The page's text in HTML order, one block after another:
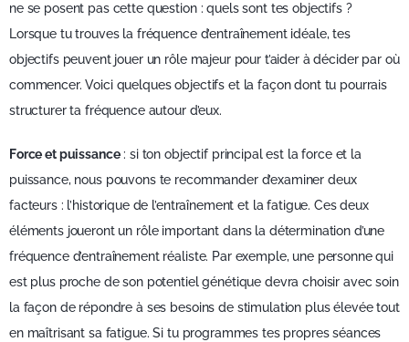
ne se posent pas cette question : quels sont tes objectifs ?
Lorsque tu trouves la fréquence d’entraînement idéale, tes
objectifs peuvent jouer un rôle majeur pour t’aider à décider par où
commencer. Voici quelques objectifs et la façon dont tu pourrais
structurer ta fréquence autour d’eux.
Force et puissance: si ton objectif principal est la force et la
puissance, nous pouvons te recommander d’examiner deux
facteurs : l’historique de l’entraînement et la fatigue. Ces deux
éléments joueront un rôle important dans la détermination d’une
fréquence d’entraînement réaliste. Par exemple, une personne qui
est plus proche de son potentiel génétique devra choisir avec soin
la façon de répondre à ses besoins de stimulation plus élevée tout
en maîtrisant sa fatigue. Si tu programmes tes propres séances